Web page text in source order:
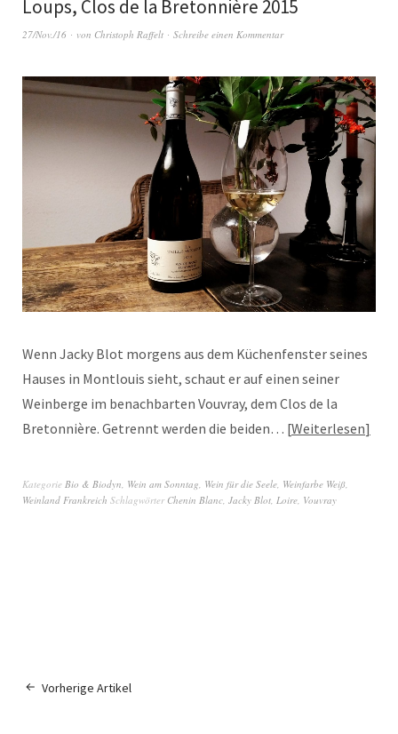
Loups, Clos de la Bretonnière 2015
27/Nov./16 von Christoph Raffelt Schreibe einen Kommentar
Wenn Jacky Blot morgens aus dem Küchenfenster seines
Hauses in Montlouis sieht, schaut er auf einen seiner
Weinberge im benachbarten Vouvray, dem Clos de la
Bretonnière. Getrennt werden die beiden… Weiterlesen
Kategorie Bio & Biodyn, Wein am Sonntag, Wein für die Seele, Weinfarbe Weiß,
Weinland Frankreich Schlagwörter Chenin Blanc, Jacky Blot, Loire, Vouvray
Vorherige Artikel